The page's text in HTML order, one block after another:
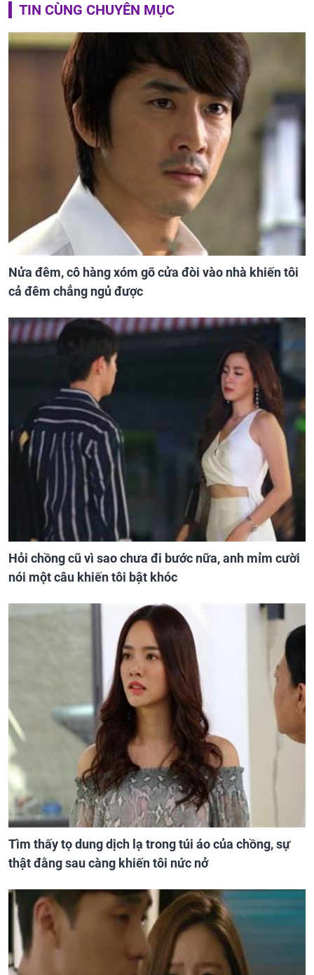
TIN CÙNG CHUYÊN MỤC
Nửa đêm, cô hàng xóm gõ cửa đòi vào nhà khiến tôi
cả đêm chẳng ngủ được
Hỏi chồng cũ vì sao chưa đi bước nữa, anh mỉm cười
nói một câu khiến tôi bật khóc
Tìm thấy tọ dung dịch lạ trong túi áo của chồng, sự
thật đằng sau càng khiến tôi nức nở